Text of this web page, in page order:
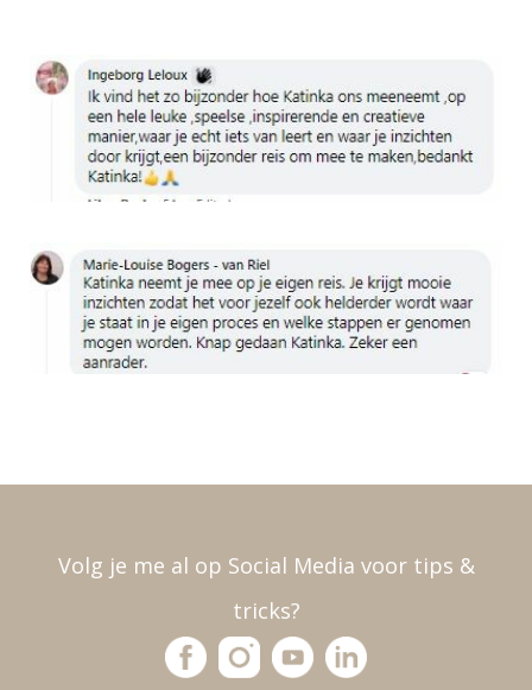
Volg je me al op Social Media voor tips &
tricks?